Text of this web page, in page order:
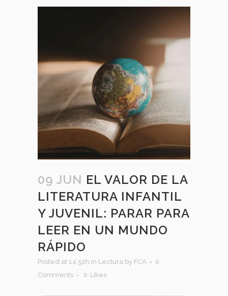
09 JUN EL VALOR DE LA
LITERATURA INFANTIL
Y JUVENIL: PARAR PARA
LEER EN UN MUNDO
RÁPIDO
Posted at 14:52h in Lectura by FCA
0
Comments
0 Likes